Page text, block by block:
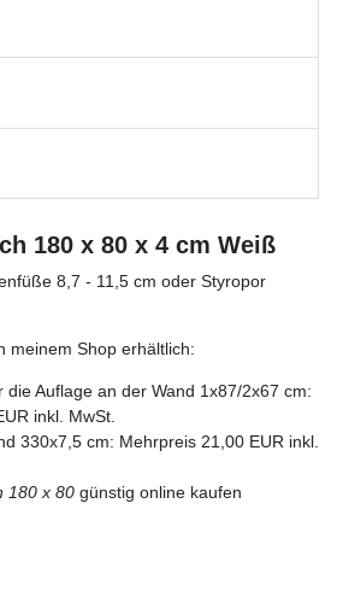
180 x 80 x 4 cm Weiß
8,7 - 11,5 cm oder Styropor
meinem Shop erhältlich:
die Auflage an der Wand 1x87/2x67 cm:
inkl. MwSt.
330x7,5 cm: Mehrpreis 21,00 EUR inkl.
180 x 80 günstig online kaufen